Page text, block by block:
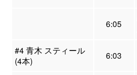
6:05
#4 青木 スティール
(4本)
6:03